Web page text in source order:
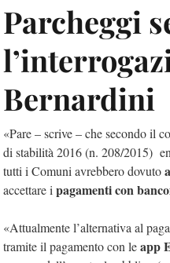
Parcheggi
Bernardini
«Pare – scrive – che secondo il
di stabilità 2016 (n. 208/2015)
tutti i Comuni avrebbero dovuto
accettare i pagamenti con
«Attualmente l’alternativa al
tramite il pagamento con leapp